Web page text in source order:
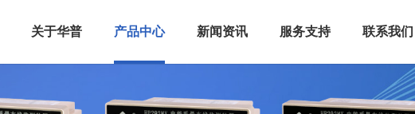
关于华普 产品中心 新闻资讯 服务支持 联系我们